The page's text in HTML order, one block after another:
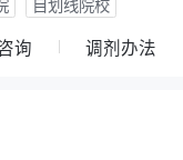
询 调剂办法